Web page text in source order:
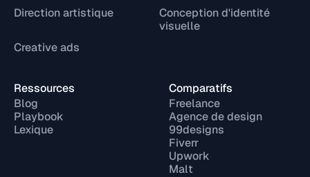
Direction artistique
Conception d'identité
visuelle
Creative ads
Ressources
Blog
Playbook
Lexique
Comparatifs
Freelance
Agence de design
99designs
Fiverr
Upwork
Malt